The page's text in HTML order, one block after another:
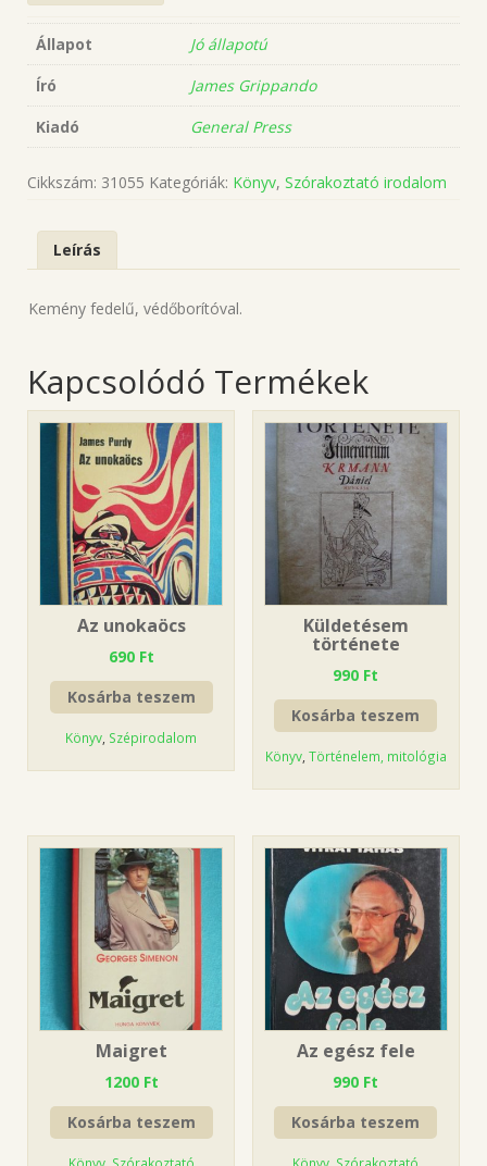
Állapot
Jó állapotú
Író
James Grippando
Kiadó
General Press
Cikkszám: 31055 Kategóriák: Könyv, Szórakoztató irodalom
Leírás
Kemény fedelű, védőborítóval.
Kapcsolódó Termékek
Az unokaöcs
690 Ft
Kosárba teszem
Könyv Szépirodalom
Küldetésem
története
990 Ft
Kosárba teszem
Könyv, Történelem, mitológia
Maigret
1200 Ft
Kosárba teszem
Az egész fele
990 Ft
Kosárba teszem